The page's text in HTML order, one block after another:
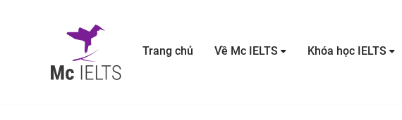
Trang chủ Về Mc IELTS Khóa học IELTS